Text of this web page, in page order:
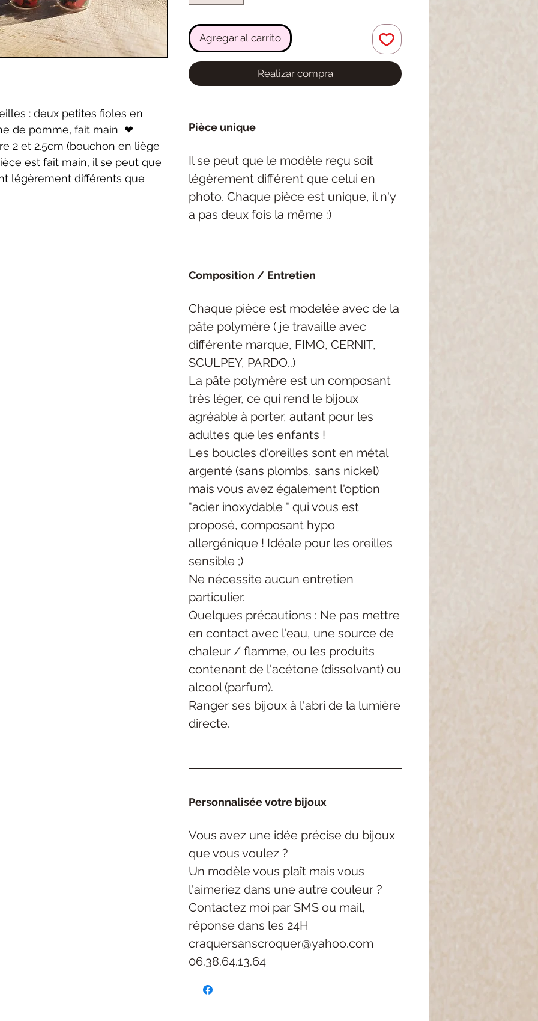
: deux petites fioles en
de pomme, fait main  ❤
2 et 2.5cm (bouchon en liège
est fait main, il se peut que
légèrement différents que
Agregar al carrito
Realizar compra
Pièce unique
Il se peut que le modèle reçu soit
légèrement différent que celui en
photo. Chaque pièce est unique, il n'y
a pas deux fois la même :)
Composition / Entretien
Chaque pièce est modelée avec de la
pâte polymère ( je travaille avec
différente marque, FIMO, CERNIT,
SCULPEY, PARDO..)
La pâte polymère est un composant
très léger, ce qui rend le bijoux
agréable à porter, autant pour les
adultes que les enfants !
Les boucles d'oreilles sont en métal
argenté (sans plombs, sans nickel)
mais vous avez également l'option
"acier inoxydable " qui vous est
proposé, composant hypo
allergénique ! Idéale pour les oreilles
sensible ;)
Ne nécessite aucun entretien
particulier.
Quelques précautions : Ne pas mettre
en contact avec l'eau, une source de
chaleur / flamme, ou les produits
contenant de l'acétone (dissolvant) ou
alcool (parfum).
Ranger ses bijoux à l'abri de la lumière
directe.
Personnalisée votre bijoux
Vous avez une idée précise du bijoux
que vous voulez ?
Un modèle vous plaît mais vous
l'aimeriez dans une autre couleur ?
Contactez moi par SMS ou mail,
réponse dans les 24H
craquersanscroquer@yahoo.com
06.38.64.13.64